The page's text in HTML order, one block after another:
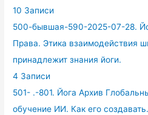
10 Записи
500-бывшая-590-2025-07-28.
Права. Этика взаимодействия
принадлежит знания йоги.
4 Записи
501- .-801. Йога Архив
обучение ИИ. Как его создавать.